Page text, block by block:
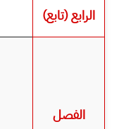
الرابع (تابع)
الفصل